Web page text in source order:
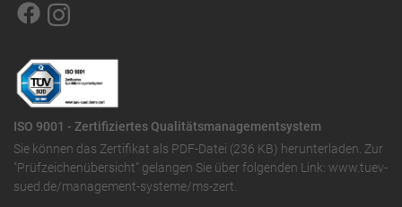
ISO 9001 - Zertifiziertes Qualitätsmanagementsystem
Sie können das Zertifikat als PDF-Datei (236 KB) herunterladen. Zur
"Prüfzeichenübersicht" gelangen Sie über folgenden Link: www.tuev-
sued.de/management-systeme/ms-zert